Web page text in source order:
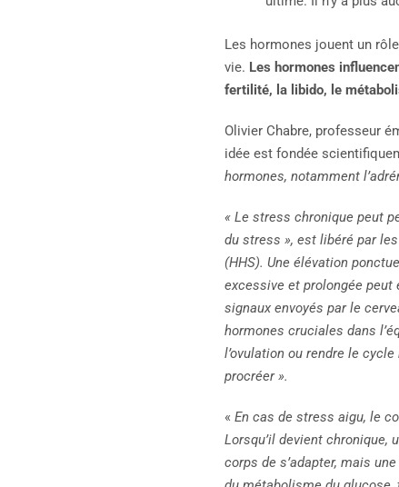
Les hormones jouent un
vie. Les hormones
fertilité, la libido, le
Olivier Chabre, professeur
idée est fondée
hormones, notamment
« Le stress chronique peut
du stress », est libéré par
(HHS). Une élévation
excessive et prolongée
signaux envoyés par le
hormones cruciales dans
l’ovulation ou rendre le
procréer ».
« En cas de stress aigu, le
Lorsqu’il devient chronique,
corps de s’adapter, mais